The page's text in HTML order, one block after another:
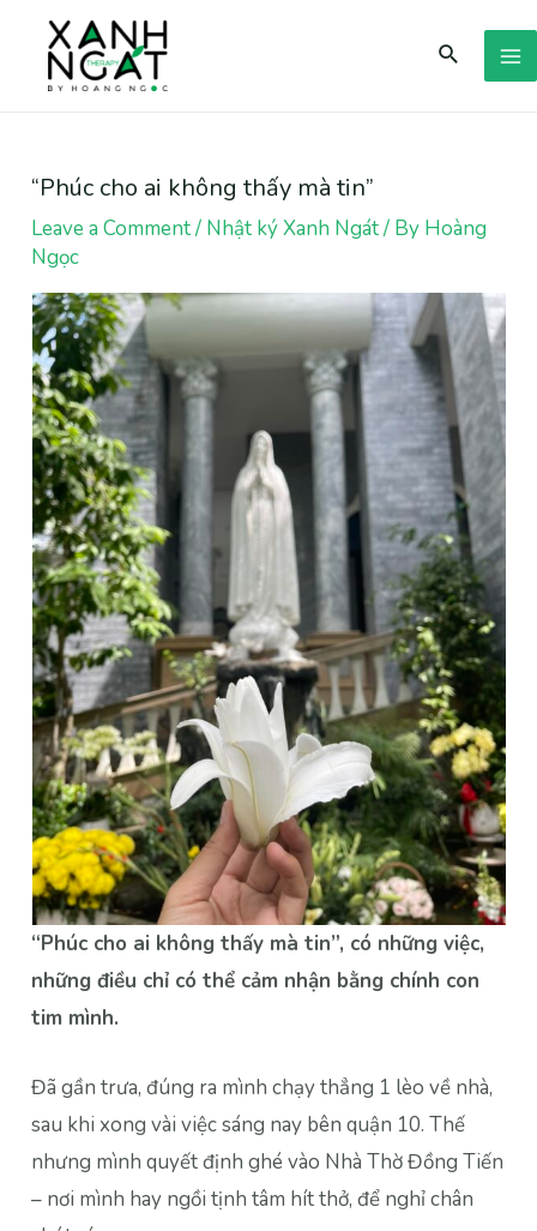
content
Search
“Phúc cho ai không thấy mà tin”
Leave a Comment/ Nhật ký Xanh Ngát/ By Hoàng
Ngọc
“Phúc cho ai không thấy mà tin”, có những việc,
những điều chỉ có thể cảm nhận bằng chính con
tim mình.
Đã gần trưa, đúng ra mình chạy thẳng 1 lèo về nhà,
sau khi xong vài việc sáng nay bên quận 10. Thế
nhưng mình quyết định ghé vào Nhà Thờ Đồng Tiến
– nơi mình hay ngồi tịnh tâm hít thở, để nghỉ chân